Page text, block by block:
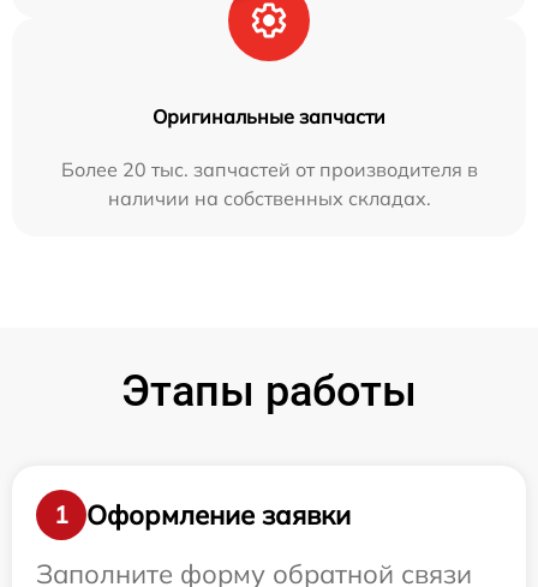
Оригинальные запчасти
Более 20 тыс. запчастей от производителя в
наличии на собственных складах.
Этапы работы
1
Оформление заявки
Заполните форму обратной связи